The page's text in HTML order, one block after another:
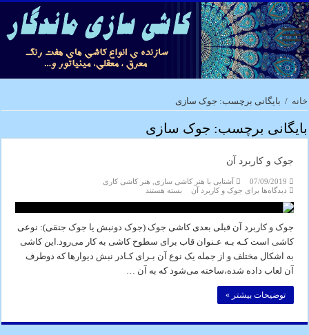
خانه / بایگانی برچسب: جوک سازی
بایگانی برچسب: جوک سازی
جوک و کاربرد آن
07/09/2019 آشنایی با هنر کاشی سازی
هنر کاشی کاری
دیدگاه‌ها برای جوک و کاربرد آن بسته هستند
جوک و کاربرد آن قبلی بعدی کاشی جوک (جوک دونبش یا جوک جنقی): نوعی
کاشی‌ است کـه بـه عـنوان‌ قاب‌ برای‌ سطوح کاشی به کار می‌رود.این‌ کاشی‌
به‌ اشکال‌ مختلف و از جمله یک نوع آن بـرای کـادر نبش دیوارها که‌ دوطرف
آن لعاب داده شده،ساخته می‌شود که به آن …
توضیحات بیشتر »